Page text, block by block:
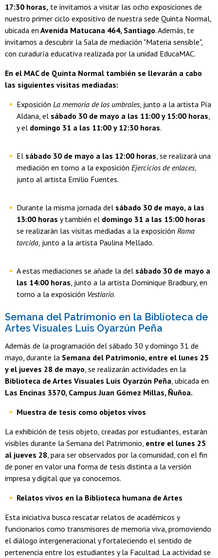
17:30 horas, te invitamos a visitar las ocho exposiciones de
nuestro primer ciclo expositivo de nuestra sede Quinta Normal,
ubicada en Avenida Matucana 464, Santiago. Además, te
invitamos a descubrir la Sala de mediación "Materia sensible",
con curaduría educativa realizada por la unidad EducaMAC.
En el MAC de Quinta Normal también se llevarán a cabo
las siguientes visitas mediadas:
Exposición La memoria de los umbrales, junto a la artista Pía
Aldana, el sábado 30 de mayo a las 11:00 y 15:00 horas,
y el domingo 31 a las 11:00 y 12:30 horas.
El sábado 30 de mayo a las 12:00 horas, se realizará una
mediación en torno a la exposición Ejercicios de enlaces,
junto al artista Emilio Fuentes.
Durante la misma jornada del sábado 30 de mayo, a las
13:00 horas y también el domingo 31 a las 15:00 horas
se realizarán las visitas mediadas a la exposición Rama
torcida, junto a la artista Paulina Mellado.
A estas mediaciones se añade la del sábado 30 de mayo a
las 14:00 horas, junto a la artista Dominique Bradbury, en
torno a la exposición Vestiario.
Semana del Patrimonio en la Biblioteca de
Artes Visuales Luis Oyarzún Peña
Además de la programación del sábado 30 y domingo 31 de
mayo, durante la Semana del Patrimonio, entre el lunes 25
y el jueves 28 de mayo , se realizarán actividades en la
Biblioteca de Artes Visuales Luis Oyarzún Peña , ubicada en
Las Encinas 3370, Campus Juan Gómez Millas, Ñuñoa.
Muestra de tesis como objetos vivos
La exhibición de tesis objeto, creadas por estudiantes, estarán
visibles durante la Semana del Patrimonio, entre el lunes 25
al jueves 28 , para ser observados por la comunidad, con el fin
de poner en valor una forma de tesis distinta a la versión
impresa y digital que ya conocemos.
Relatos vivos en la Biblioteca humana de Artes
Esta iniciativa busca rescatar relatos de académicos y
funcionarios como transmisores de memoria viva, promoviendo
el diálogo intergeneracional y fortaleciendo el sentido de
pertenencia entre los estudiantes y la Facultad. La actividad se